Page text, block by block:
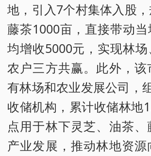
地，引入7个村集体入股
藤茶1000亩，直接带动当
均增收5000元，实现林场
农户三方共赢。此外，该
有林场和农业发展公司，
收储机构，累计收储林地
点用于林下灵芝、油茶
产业发展，推动林地资